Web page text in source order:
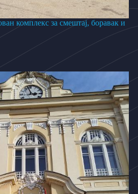
комплекс за смештај, боравак и